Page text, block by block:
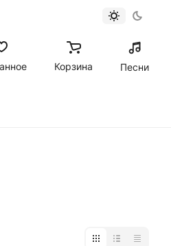
Корзина Песни